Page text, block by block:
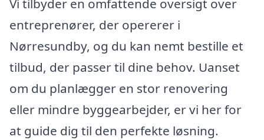
Vi tilbyder en omfattende oversigt over
entreprenører, der opererer i
Nørresundby, og du kan nemt bestille et
tilbud, der passer til dine behov. Uanset
om du planlægger en stor renovering
eller mindre byggearbejder, er vi her for
at guide dig til den perfekte løsning.